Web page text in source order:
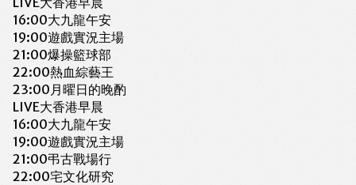
16:00大九龍午安
19:00遊戲實況主場
21:00爆操籃球部
22:00熱血綜藝王
23:00月曜日的晚酌
LIVE大香港早晨
16:00大九龍午安
19:00遊戲實況主場
21:00弔古戰場行
22:00宅文化研究